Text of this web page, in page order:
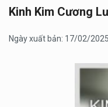
Kinh Kim Cương
Ngày xuất bản: 17/02/2025